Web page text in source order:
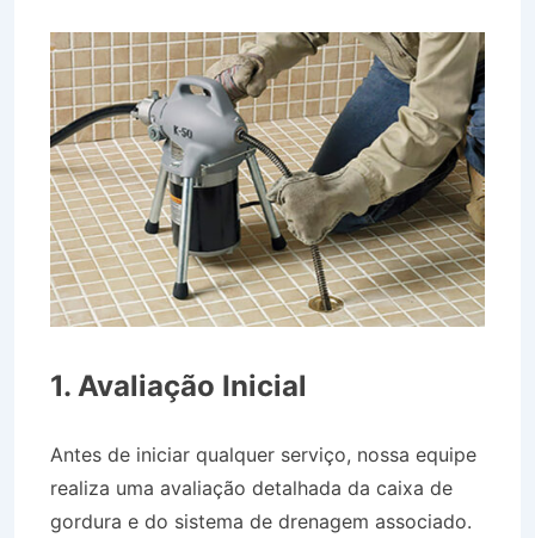
1. Avaliação Inicial
Antes de iniciar qualquer serviço, nossa equipe
realiza uma avaliação detalhada da caixa de
gordura e do sistema de drenagem associado.